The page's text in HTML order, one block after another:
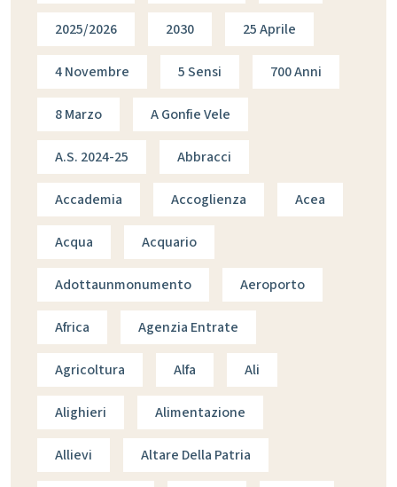
2025/2026 2030 25 Aprile
4 Novembre 5 Sensi 700 Anni
8 Marzo A Gonfie Vele
A.s. 2024-25 Abbracci
Accademia Accoglienza Acea
Acqua Acquario
Adottaunmonumento Aeroporto
Africa Agenzia Entrate
Agricoltura Alfa Ali
Alighieri Alimentazione
Allievi Altare Della Patria